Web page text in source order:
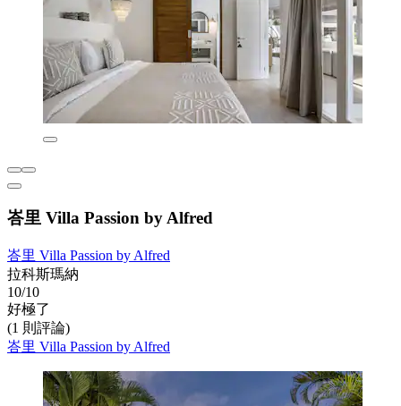
峇里 Villa Passion by Alfred
峇里 Villa Passion by Alfred
拉科斯瑪納
10/10
好極了
(1 則評論)
峇里 Villa Passion by Alfred